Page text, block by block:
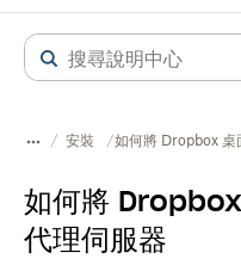
安裝 如何將 Dropbox 桌
如何將
代理伺服器